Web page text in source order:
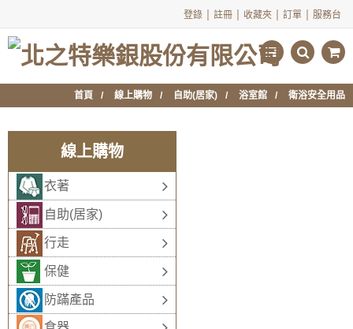
登錄 | 註冊 | 收藏夾 | 訂單 | 服務台
首頁 線上購物 自助(居家) 浴室館 衛浴安全用品
線上購物
衣著
自助(居家)
行走
保健
防蹣產品